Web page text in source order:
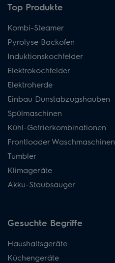
Top Produkte
Kombi-Steamer
Pyrolyse Backofen
Induktionskochfelder
Elektrokochfelder
Elektroherde
Einbau Dunstabzugshauben
Spülmaschinen
Kühl-Gefrierkombinationen
Frontloader Waschmaschinen
Tumbler
Klimageräte
Akku-Staubsauger
Gesuchte Begriffe
Haushaltsgeräte
Küchengeräte